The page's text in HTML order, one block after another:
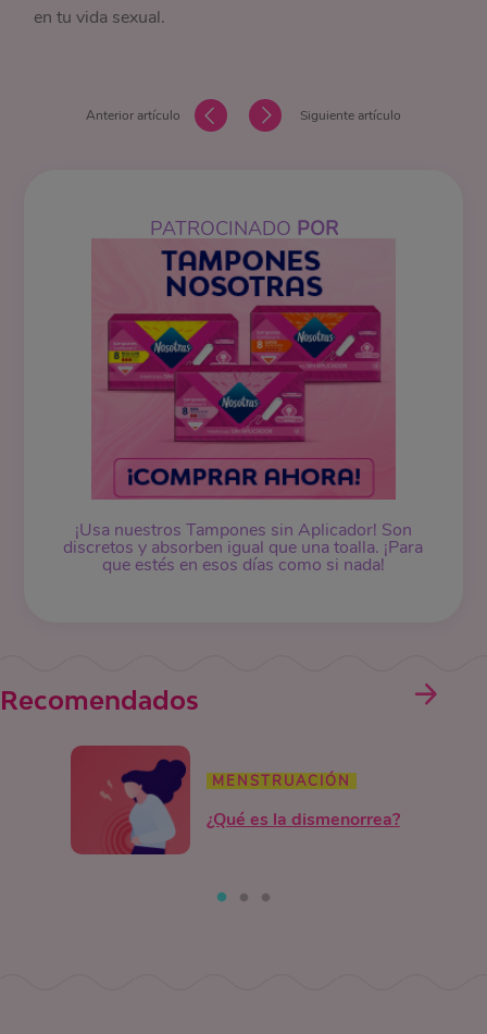
en tu vida sexual.
Anterior artículo Siguiente artículo
PATROCINADO POR
¡Usa nuestros Tampones sin Aplicador! Son
discretos y absorben igual que una toalla. ¡Para
que estés en esos días como si nada!
Recomendados
MENSTRUACIÓN
¿Qué es la dismenorrea?